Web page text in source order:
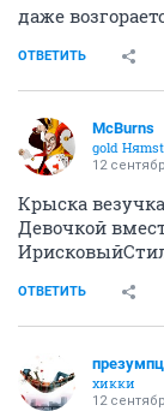
даже
ОТВЕТИТЬ
McBurns
gold
12
Крыска
Девочкой
ОТВЕТИТЬ
хикки
12